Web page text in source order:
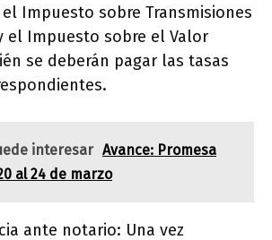
Impuesto sobre Transmisiones
el Impuesto sobre el Valor
se deberán pagar las tasas
interesar Avance: Promesa
al 24 de marzo
ante notario: Una vez